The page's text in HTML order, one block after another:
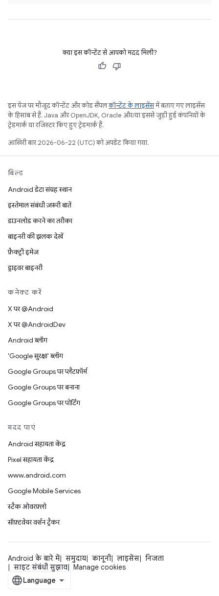
क्या इस कॉन्टेंट से आपको मदद मिली?
इस पेज पर मौजूद कॉन्टेंट और कोड सैंपलकॉन्टेंट के लाइसेंसमें बताए गए लाइसेंस
के हिसाब से हैं. Java और OpenJDK, Oracle और/या इससे जुड़ी हुई कंपनियों के
ट्रेडमार्क या रजिस्टर किए हुए ट्रेडमार्क हैं.
आखिरी बार 2026-06-22 (UTC) को अपडेट किया गया.
बिल्ड
Android डेटा संग्रह स्थान
इस्तेमाल संबंधी ज़रूरी बातें
डाउनलोड करने का तरीका
बाइनरी की झलक देखें
फ़ैक्ट्री इमेज
ड्राइवर बाइनरी
कनेक्ट करें
X पर @Android
X पर @AndroidDev
Android ब्लॉग
'Google सुरक्षा' ब्लॉग
Google Groups पर प्लैटफ़ॉर्म
Google Groups पर बनाना
Google Groups पर पोर्टिंग
मदद पाएं
Android सहायता केंद्र
Pixel सहायता केंद्र
www.android.com
Google Mobile Services
स्टैक ओवरफ़्लो
सॉफ़्टवेयर वर्शन ट्रैकर
Android के बारे में समुदाय कानूनी लाइसेंस
निजता
साइट संबंधी सुझाव
Manage cookies